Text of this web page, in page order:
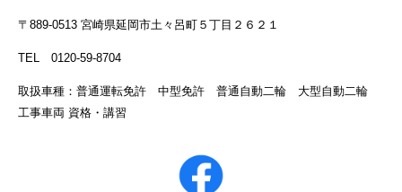
〒889-0513 宮崎県延岡市土々呂町５丁目２６２１
TEL 0120-59-8704
取扱車種：普通運転免許 中型免許 普通自動二輪 大型自動二輪
工事車両 資格・講習